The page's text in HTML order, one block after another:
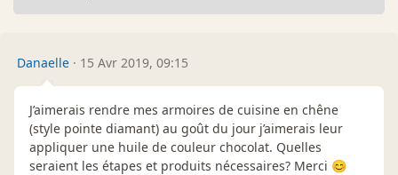
Danaelle · 15 Avr 2019, 09:15
J’aimerais rendre mes armoires de cuisine en chêne
(style pointe diamant) au goût du jour j’aimerais leur
appliquer une huile de couleur chocolat. Quelles
seraient les étapes et produits nécessaires? Merci 😊